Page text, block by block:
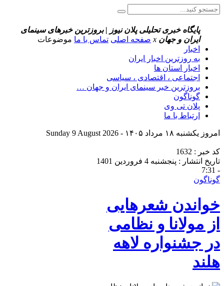
پایگاه خبری تحلیلی پلان نیوز | بروزترین خبرهای سینمای
ایران و جهان x صفحه اصلی تماس با ما موضوعات
اخبار
به روزترین اخبار ایران
اخبار استان ها
اجتماعی ، اقتصادی ، سیاسی
بروزترین خبر سینمای ایران و جهان …
گوناگون
پلان تی وی
ارتباط با ما
امروز یکشنبه ۱۸ مرداد ۱۴۰۵ - Sunday 9 August 2026
کد خبر : 1632
تاریخ انتشار : پنجشنبه 4 فروردین 1401
- 7:31
گوناگون
خواندن شعرهایی
از مولانا و نظامی
در جشنواره لاهه
هلند